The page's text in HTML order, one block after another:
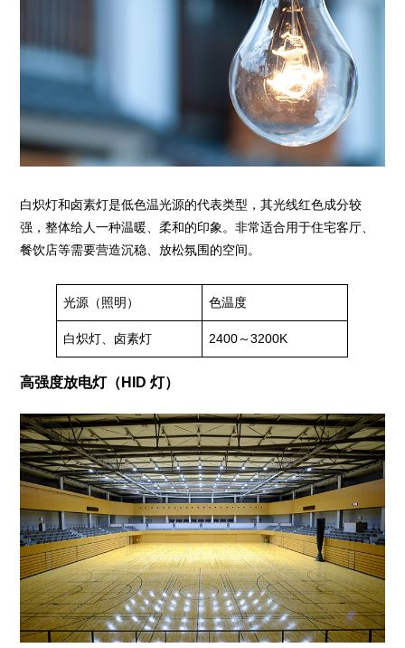
白炽灯和卤素灯是低色温光源的代表类型，其光线红色成分较
强，整体给人一种温暖、柔和的印象。非常适合用于住宅客厅、
餐饮店等需要营造沉稳、放松氛围的空间。
光源（照明） 色温度
白炽灯、卤素灯 2400～3200K
高强度放电灯（HID 灯）